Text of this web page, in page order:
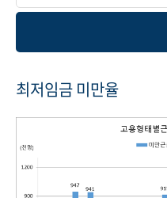
최저임금 미만율